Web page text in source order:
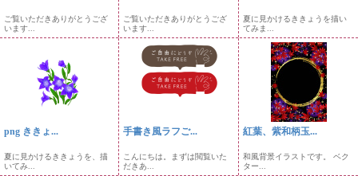
ご覧いただきありがとうござ
います...
ご覧いただきありがとうござ
います...
夏に見かけるききょうを描い
てみま...
png ききょ...
夏に見かけるききょうを、描
いてみ...
手書き風ラフご...
こんにちは。まずは閲覧いた
だきあ...
紅葉、紫和柄玉...
和風背景イラストです。 ベク
ター...